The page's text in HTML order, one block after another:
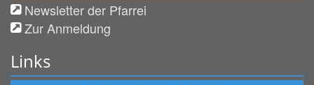
Newsletter der Pfarrei
Zur Anmeldung
Links